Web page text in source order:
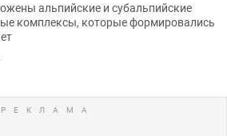
альпийские и субальпийские
комплексы, которые формировались